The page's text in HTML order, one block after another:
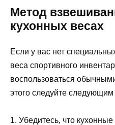
Метод
кухонных весах
Если у вас нет
веса спортивного
воспользоваться
этого следуйте
1. Убедитесь, что